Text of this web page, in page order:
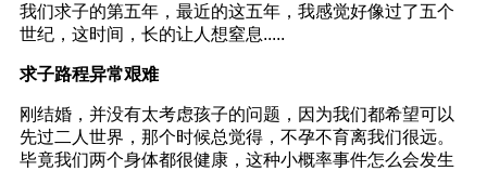
我们求子的第五年，最近的这五年，我感觉好像过了五个
世纪，这时间，长的让人想窒息.....
求子路程异常艰难
刚结婚，并没有太考虑孩子的问题，因为我们都希望可以
先过二人世界，那个时候总觉得，不孕不育离我们很远。
毕竟我们两个身体都很健康，这种小概率事件怎么会发生